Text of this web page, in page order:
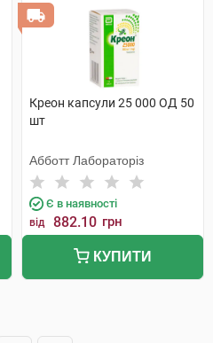
Креон капсули 25 000 ОД 50
шт
Абботт Лабораторіз
Є в наявності
від 882.10 грн
КУПИТИ